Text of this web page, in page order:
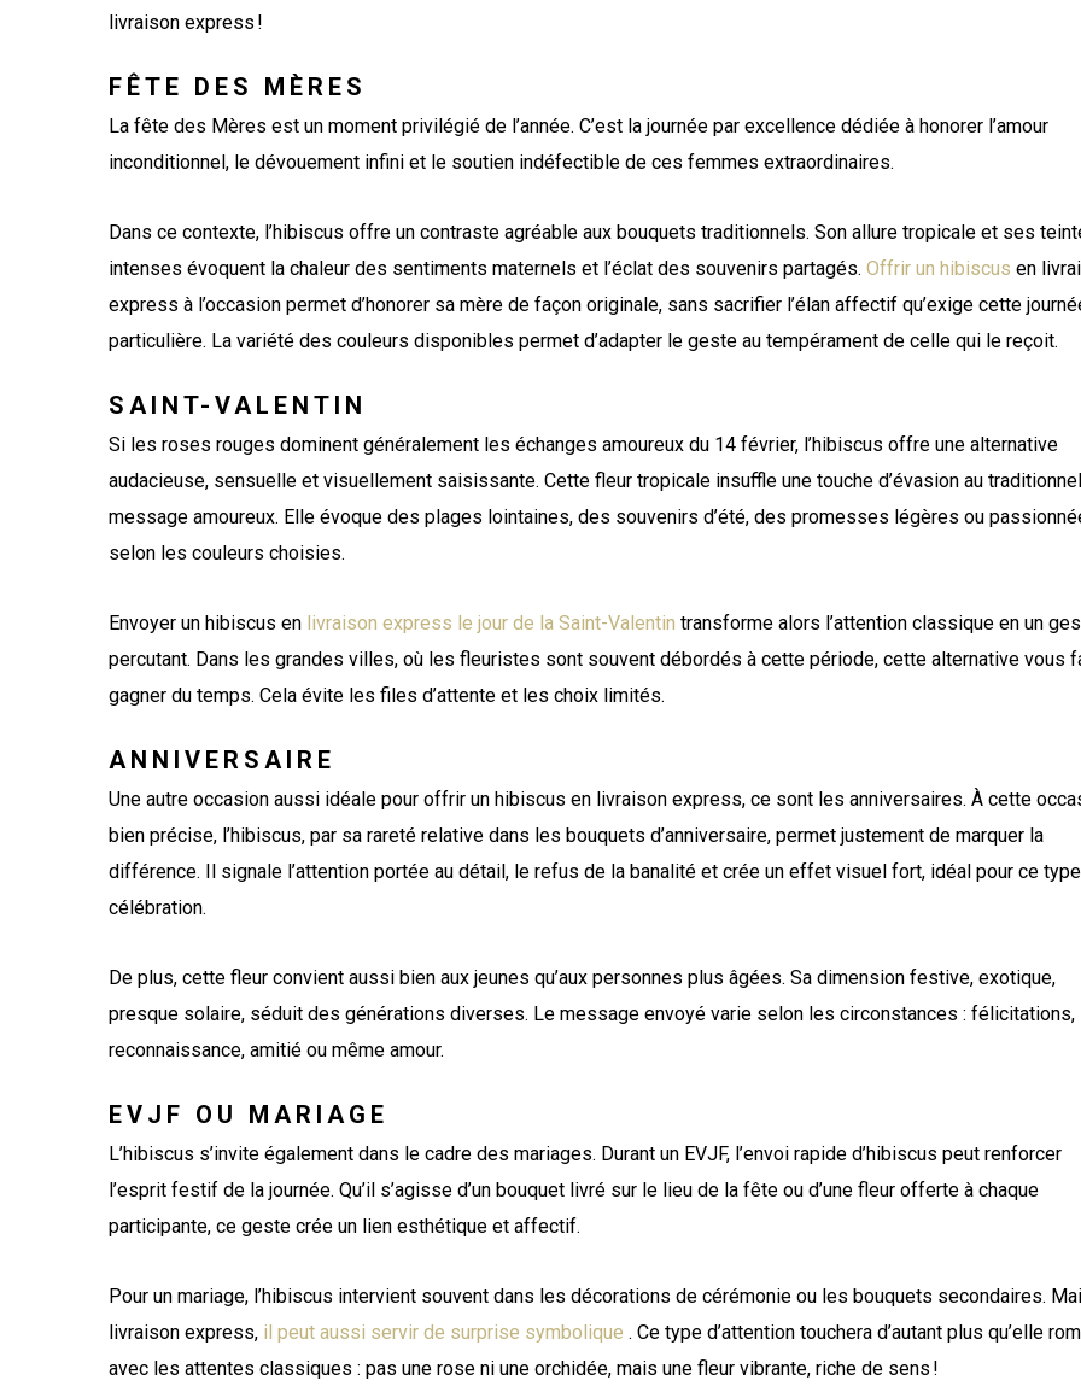
livraison express !
FÊTE DES MÈRES
La fête des Mères est un moment privilégié de l’année. C’est la journée par excellence dédiée à honorer l’amour
inconditionnel, le dévouement infini et le soutien indéfectible de ces femmes extraordinaires.
Dans ce contexte, l’hibiscus offre un contraste agréable aux bouquets traditionnels. Son allure tropicale et ses
intenses évoquent la chaleur des sentiments maternels et l’éclat des souvenirs partagés. Offrir un hibiscus en
express à l’occasion permet d’honorer sa mère de façon originale, sans sacrifier l’élan affectif qu’exige cette
particulière. La variété des couleurs disponibles permet d’adapter le geste au tempérament de celle qui le reçoit.
SAINT-VALENTIN
Si les roses rouges dominent généralement les échanges amoureux du 14 février, l’hibiscus offre une alternative
audacieuse, sensuelle et visuellement saisissante. Cette fleur tropicale insuffle une touche d’évasion au traditionnel
message amoureux. Elle évoque des plages lointaines, des souvenirs d’été, des promesses légères ou
selon les couleurs choisies.
Envoyer un hibiscus en livraison express le jour de la Saint-Valentin transforme alors l’attention classique en un
percutant. Dans les grandes villes, où les fleuristes sont souvent débordés à cette période, cette alternative vous
gagner du temps. Cela évite les files d’attente et les choix limités.
ANNIVERSAIRE
Une autre occasion aussi idéale pour offrir un hibiscus en livraison express, ce sont les anniversaires. À cette
bien précise, l’hibiscus, par sa rareté relative dans les bouquets d’anniversaire, permet justement de marquer la
différence. Il signale l’attention portée au détail, le refus de la banalité et crée un effet visuel fort, idéal pour ce
célébration.
De plus, cette fleur convient aussi bien aux jeunes qu’aux personnes plus âgées. Sa dimension festive, exotique,
presque solaire, séduit des générations diverses. Le message envoyé varie selon les circonstances : félicitations,
reconnaissance, amitié ou même amour.
EVJF OU MARIAGE
L’hibiscus s’invite également dans le cadre des mariages. Durant un EVJF, l’envoi rapide d’hibiscus peut renforcer
l’esprit festif de la journée. Qu’il s’agisse d’un bouquet livré sur le lieu de la fête ou d’une fleur offerte à chaque
participante, ce geste crée un lien esthétique et affectif.
Pour un mariage, l’hibiscus intervient souvent dans les décorations de cérémonie ou les bouquets secondaires.
livraison express, il peut aussi servir de surprise symbolique . Ce type d’attention touchera d’autant plus qu’elle
avec les attentes classiques : pas une rose ni une orchidée, mais une fleur vibrante, riche de sens !